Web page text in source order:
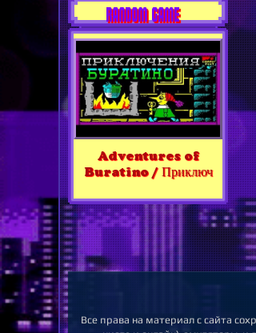
RANDOM GAME
Adventures of
Buratino / Приключ
Все права на материал с сайта